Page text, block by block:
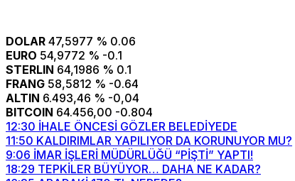
DOLAR 47,5977 % 0.06
EURO 54,9772 % -0.1
STERLIN 64,1986 % 0.1
FRANG 58,5812 % -0.64
ALTIN 6.493,46 % -0,04
BITCOIN 64.456,00 -0.804
12:30 İHALE ÖNCESİ GÖZLER BELEDİYEDE
11:50 KALDIRIMLAR YAPILIYOR DA KORUNUYOR MU?
9:06 İMAR İŞLERİ MÜDÜRLÜĞÜ “PİŞTİ” YAPTI!
18:29 TEPKİLER BÜYÜYOR… DAHA NE KADAR?